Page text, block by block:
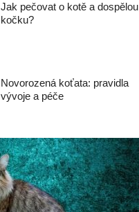
Jak pečovat o kotě a dospělou
kočku?
Novorozená koťata: pravidla
vývoje a péče